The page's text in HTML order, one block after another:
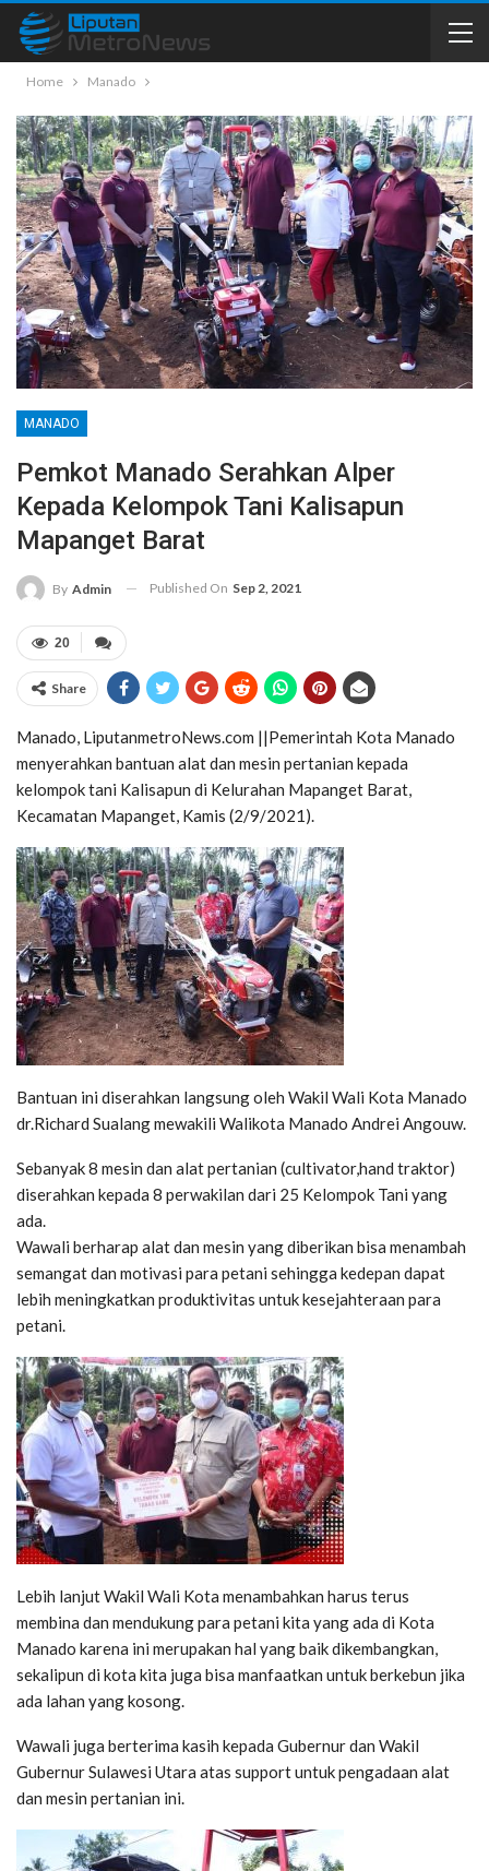
Home Manado
MANADO
Pemkot Manado Serahkan Alper
Kepada Kelompok Tani Kalisapun
Mapanget Barat
By Admin Published On Sep 2, 2021
20
Share
Manado, LiputanmetroNews.com ||Pemerintah Kota Manado
menyerahkan bantuan alat dan mesin pertanian kepada
kelompok tani Kalisapun di Kelurahan Mapanget Barat,
Kecamatan Mapanget, Kamis (2/9/2021).
Bantuan ini diserahkan langsung oleh Wakil Wali Kota Manado
dr.Richard Sualang mewakili Walikota Manado Andrei Angouw.
Sebanyak 8 mesin dan alat pertanian (cultivator,hand traktor)
diserahkan kepada 8 perwakilan dari 25 Kelompok Tani yang
ada.
Wawali berharap alat dan mesin yang diberikan bisa menambah
semangat dan motivasi para petani sehingga kedepan dapat
lebih meningkatkan produktivitas untuk kesejahteraan para
petani.
Lebih lanjut Wakil Wali Kota menambahkan harus terus
membina dan mendukung para petani kita yang ada di Kota
Manado karena ini merupakan hal yang baik dikembangkan,
sekalipun di kota kita juga bisa manfaatkan untuk berkebun jika
ada lahan yang kosong.
Wawali juga berterima kasih kepada Gubernur dan Wakil
Gubernur Sulawesi Utara atas support untuk pengadaan alat
dan mesin pertanian ini.